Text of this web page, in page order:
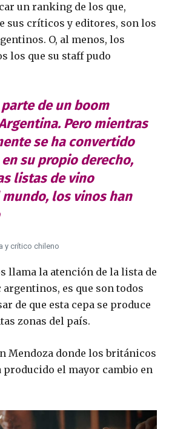
un ranking de los que,
sus críticos y editores, son los
O, al menos, los
los que su staff pudo
de un boom
Pero mientras
se ha convertido
su propio derecho,
listas de vino
los vinos han
y crítico chileno
llama la atención de la lista de
es que son todos
de que esta cepa se produce
zonas del país.
Mendoza donde los británicos
producido el mayor cambio en